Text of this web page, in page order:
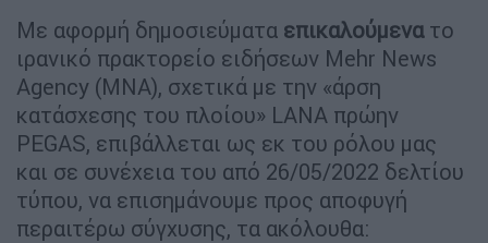
Με αφορμή δημοσιεύματα επικαλούμενατο
ιρανικό πρακτορείο ειδήσεων Mehr News
Agency (MNA), σχετικά με την «άρση
κατάσχεσης του πλοίου» LANA πρώην
PEGAS, επιβάλλεται ως εκ του ρόλου μας
και σε συνέχεια του από 26/05/2022 δελτίου
τύπου, να επισημάνουμε προς αποφυγή
περαιτέρω σύγχυσης, τα ακόλουθα: